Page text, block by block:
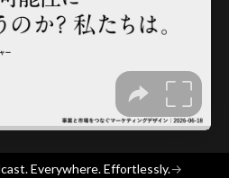
Everywhere. Effortlessly.→